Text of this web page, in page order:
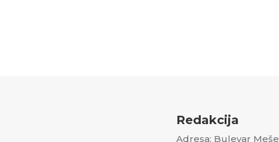
Redakcija
Adresa: Bulevar Meše